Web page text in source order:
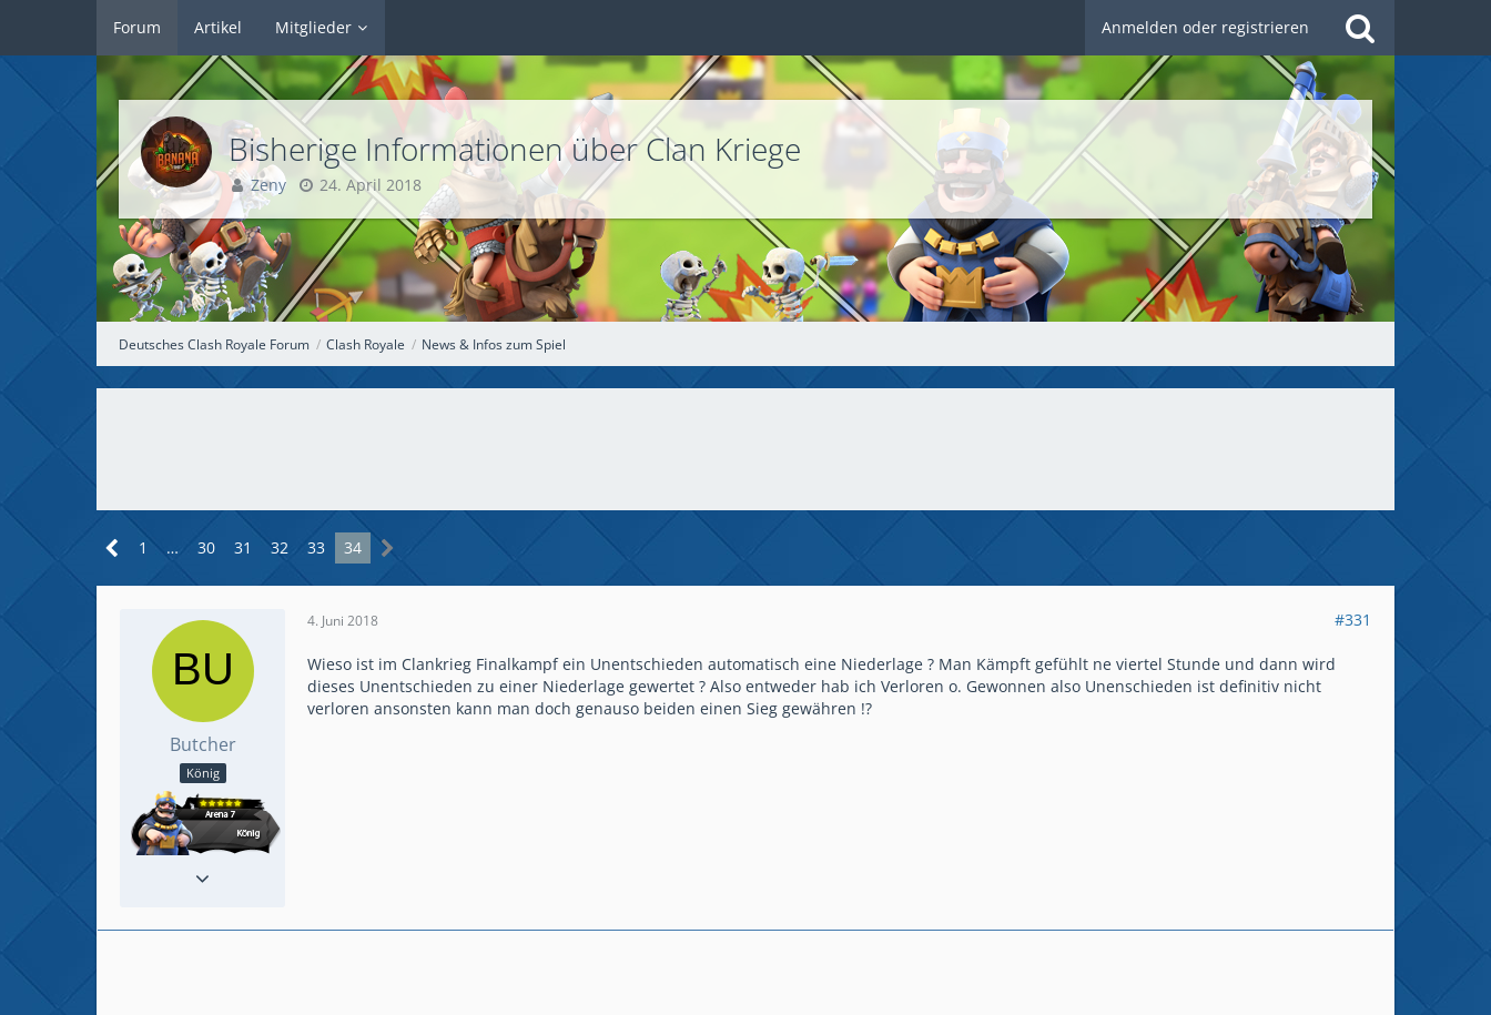
Forum Artikel Mitglieder Anmelden oder registrieren
Deutsches Clash Royale Forum Clash Royale News & Infos zum Spiel
Bisherige Informationen über Clan Kriege
Zeny 24. April 2018
1 … 30 31 32 33 34
Butcher
König
4. Juni 2018 #331
Wieso ist im Clankrieg Finalkampf ein Unentschieden automatisch eine Niederlage ? Man Kämpft gefühlt ne viertel Stunde und dann wird
dieses Unentschieden zu einer Niederlage gewertet ? Also entweder hab ich Verloren o. Gewonnen also Unenschieden ist definitiv nicht
verloren ansonsten kann man doch genauso beiden einen Sieg gewähren !?